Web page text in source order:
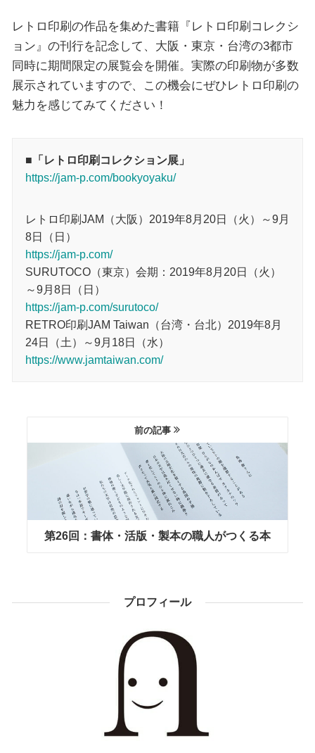
レトロ印刷の作品を集めた書籍『レトロ印刷コレクシ
ョン』の刊行を記念して、大阪・東京・台湾の3都市
同時に期間限定の展覧会を開催。実際の印刷物が多数
展示されていますので、この機会にぜひレトロ印刷の
魅力を感じてみてください！
■「レトロ印刷コレクション展」
https://jam-p.com/bookyoyaku/
レトロ印刷JAM（大阪）2019年8月20日（火）～9月
8日（日）
https://jam-p.com/
SURUTOCO（東京）会期：2019年8月20日（火）
～9月8日（日）
https://jam-p.com/surutoco/
RETRO印刷JAM Taiwan（台湾・台北）2019年8月
24日（土）～9月18日（水）
https://www.jamtaiwan.com/
前の記事
第26回：書体・活版・製本の職人がつくる本
プロフィール